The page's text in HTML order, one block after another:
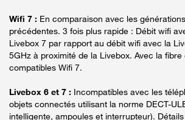
Wifi 7 : En comparaison avec les
précédentes. 3 fois plus rapide : Débit wifi
Livebox 7 par rapport au débit wifi avec la
5GHz à proximité de la Livebox. Avec la
compatibles Wifi 7.
Livebox 6 et 7 : Incompatibles avec les
objets connectés utilisant la norme DECT-
intelligente, ampoules et interrupteur).